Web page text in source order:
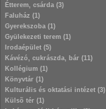
Étterem, csárda (3)
Faluház (1)
Gyerekszoba (1)
Gyülekezeti terem (1)
Irodaépület (5)
Kávézó, cukrászda, bár (11)
Kollégium (1)
Könyvtár (1)
Kulturális és oktatási intézet (3)
Külsõ tér (1)